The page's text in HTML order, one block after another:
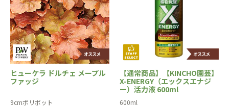
ヒューケラ ドルチェ メープル
ファッジ
9cmポリポット
【通常商品】【KINCHO園芸】
X-ENERGY（エックスエナジ
ー）活力液 600ml
600ml